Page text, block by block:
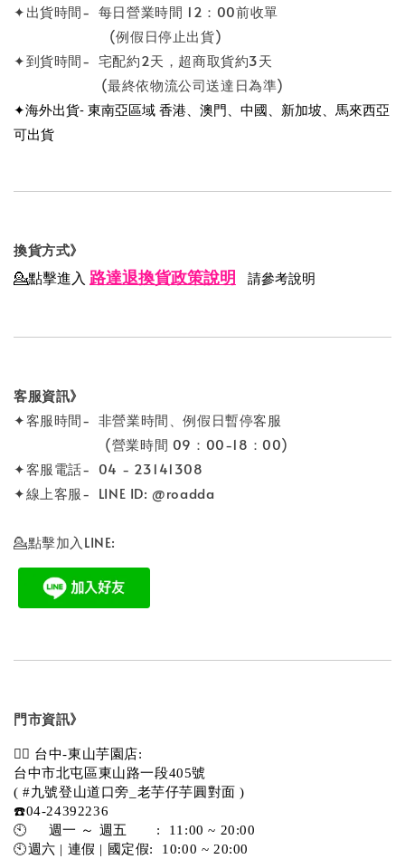
✦出貨時間- 每日營業時間 12：00前收單
(例假日停止出貨)
✦到貨時間- 宅配約2天，超商取貨約3天
(最終依物流公司送達日為準)
✦海外出貨- 東南亞區域 香港、澳門、中國、新加坡、馬來西亞
可出貨
換貨方式》
💁點擊進入 路達退換貨政策說明 請參考說明
客服資訊》
✦客服時間- 非營業時間、例假日暫停客服
(營業時間 09：00-18：00)
✦客服電話- 04 - 23141308
✦線上客服- LINE ID: @roadda
💁點擊加入LINE:
門市資訊》
💁‍♀️ 台中-東山芋園店:
台中市北屯區東山路一段405號
( #九號登山道口旁_老芋仔芋圓對面 )
☎️04-24392236
🕙     週一 ～ 週五       :  11:00 ~ 20:00
🕙週六 | 連假 | 國定假:  10:00 ~ 20:00